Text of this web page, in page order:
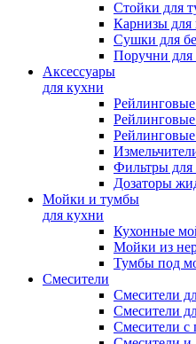
Стойки для
Карнизы
Сушки для
Поручни для
Аксессуары
для кухни
Фильтры для
Дозаторы
Мойки и тумбы
для кухни
Кухонные
Мойки из
Тумбы под
Смесители
Смесители
Смесители
Смесители с